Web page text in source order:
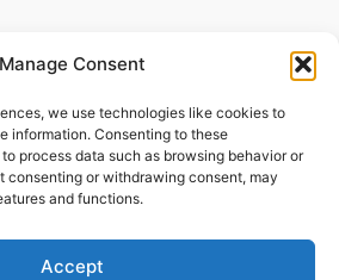
Manage Consent
we use technologies like cookies to
information. Consenting to these
process data such as browsing behavior or
consenting or withdrawing consent, may
and functions.
Accept
vente